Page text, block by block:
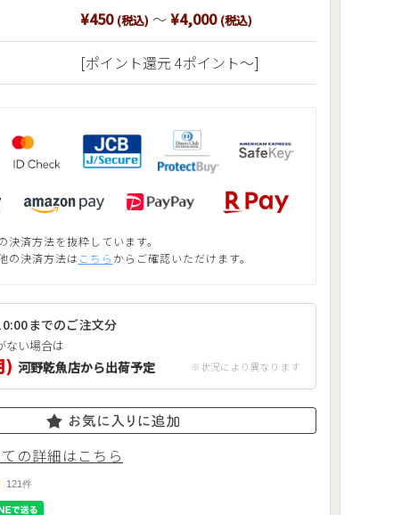
¥450 (税込) ～ ¥4,000 (税込)
[ポイント還元 4ポイント〜]
決済方法を抜粋しています。
の決済方法は こちら からご確認いただけます。
までのご注文分
ない場合は
) 河野乾魚店から出荷予定
の詳細はこちら
121件